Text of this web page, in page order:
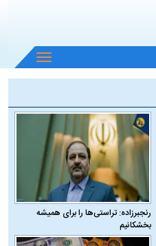
باز
و
منو
رنجبرزاده: تراستی‌ها را برای همیشه
بخشکانیم